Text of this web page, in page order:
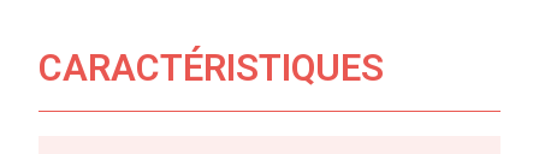
CARACTÉRISTIQUES